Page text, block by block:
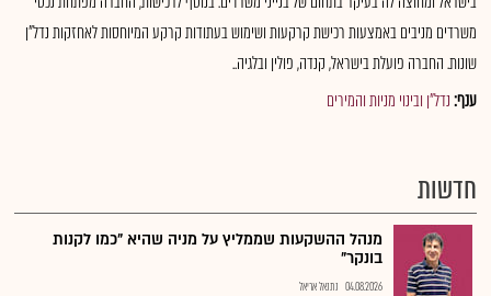
משרדים מניבים באמצעות רכישת קרקעות ושימוש בעתודות קרקע המיוחסות לאחזקות נדל"ן
שונות. החברה פועלת בישראל, קנדה, פולין ובלגיה..
ענף:נדל"ן ובינוי מניות והמירים
חדשות
מנהל ההשקעות שממליץ על מניה שהיא "כמו לקנות
בונקר"
04.08.2026 נתנאל אריאל